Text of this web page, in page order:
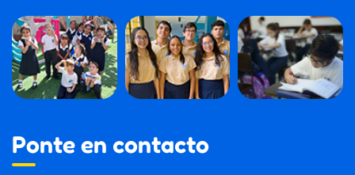
Ponte en contacto